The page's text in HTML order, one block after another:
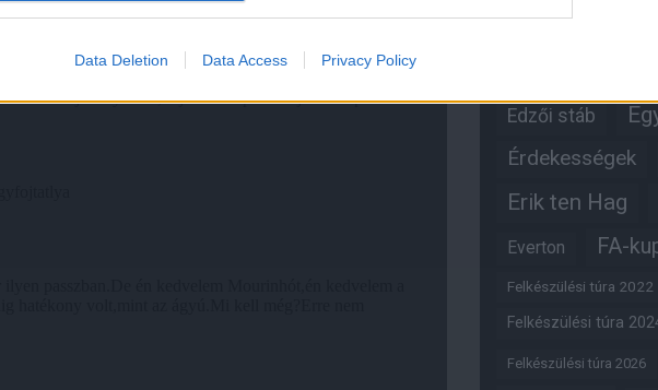
Data Deletion Data Access Privacy Policy
Edzői stáb
Érdekességek
Erik ten Hag
Everton FA-
Felkészülési túra 2022
Felkészülési túra
Felkészülési túra 2026